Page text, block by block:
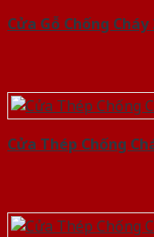
Cửa Gỗ Chống
Cửa Thép Chống